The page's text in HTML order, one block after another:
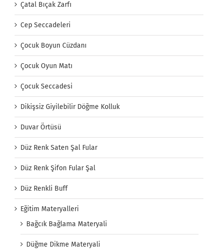
Çatal Bıçak Zarfı
Cep Seccadeleri
Çocuk Boyun Cüzdanı
Çocuk Oyun Matı
Çocuk Seccadesi
Dikişsiz Giyilebilir Döğme Kolluk
Duvar Örtüsü
Düz Renk Saten Şal Fular
Düz Renk Şifon Fular Şal
Düz Renkli Buff
Eğitim Materyalleri
Bağcık Bağlama Materyali
Düğme Dikme Materyali